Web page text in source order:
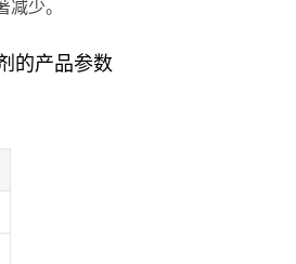
少。
的产品参数